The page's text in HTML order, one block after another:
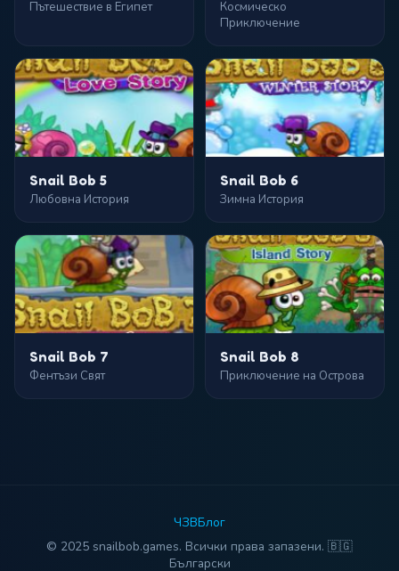
Пътешествие в Египет
Космическо
Приключение
Snail Bob 5
Любовна История
Snail Bob 6
Зимна История
Snail Bob 7
Фентъзи Свят
Snail Bob 8
Приключение на Острова
ЧЗВБлог
© 2025 snailbob.games. Всички права запазени. 🇧🇬
Български